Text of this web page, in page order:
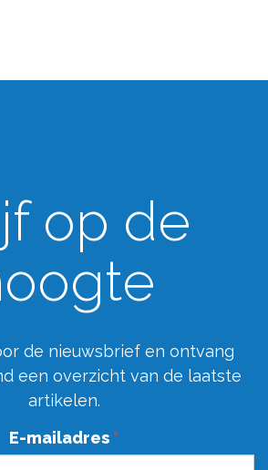
op de
de nieuwsbrief en ontvang
een overzicht van de laatste
artikelen.
E-mailadres *